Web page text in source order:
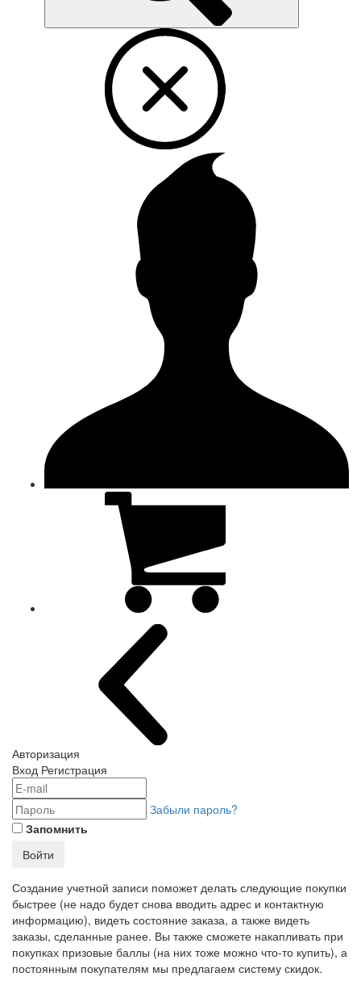
Авторизация
Вход Регистрация
Забыли пароль?
Запомнить
Войти
Создание учетной записи поможет делать следующие покупки
быстрее (не надо будет снова вводить адрес и контактную
информацию), видеть состояние заказа, а также видеть
заказы, сделанные ранее. Вы также сможете накапливать при
покупках призовые баллы (на них тоже можно что-то купить), а
постоянным покупателям мы предлагаем систему скидок.